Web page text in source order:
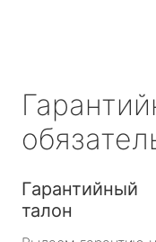
Гарантийный
талон